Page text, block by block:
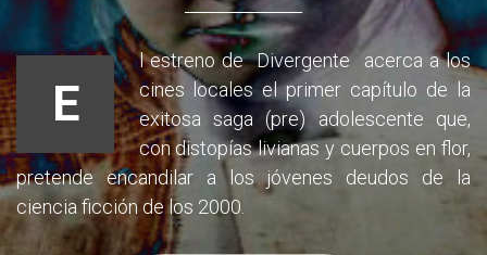
E
l estreno de Divergente acerca a los
cines locales el primer capítulo de la
exitosa saga (pre) adolescente que,
con distopías livianas y cuerpos en flor,
pretende encandilar a los jóvenes deudos de la
ciencia ficción de los 2000.